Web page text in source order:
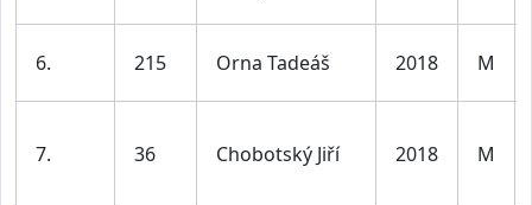
6. 215 Orna Tadeáš 2018 M
7. 36 Chobotský Jiří 2018 M